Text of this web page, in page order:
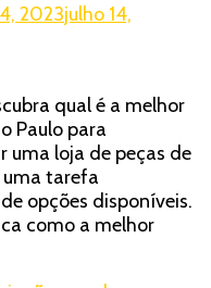
2023julho 14,
qual é a melhor
Paulo para
uma loja de peças de
uma tarefa
opções disponíveis.
como a melhor